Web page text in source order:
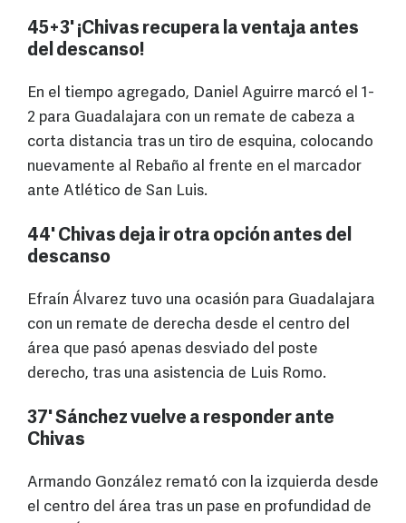
45+3' ¡Chivas recupera la ventaja antes
del descanso!
En el tiempo agregado, Daniel Aguirre marcó el 1-
2 para Guadalajara con un remate de cabeza a
corta distancia tras un tiro de esquina, colocando
nuevamente al Rebaño al frente en el marcador
ante Atlético de San Luis.
44' Chivas deja ir otra opción antes del
descanso
Efraín Álvarez tuvo una ocasión para Guadalajara
con un remate de derecha desde el centro del
área que pasó apenas desviado del poste
derecho, tras una asistencia de Luis Romo.
37' Sánchez vuelve a responder ante
Chivas
Armando González remató con la izquierda desde
el centro del área tras un pase en profundidad de